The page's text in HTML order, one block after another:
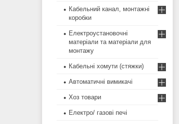
Кабельний канал, монтажні
коробки
Електроустановочні
матеріали та матеріали для
монтажу
Кабельні хомути (стяжки)
Автоматичні вимикачі
Хоз товари
Електро/ газові печі